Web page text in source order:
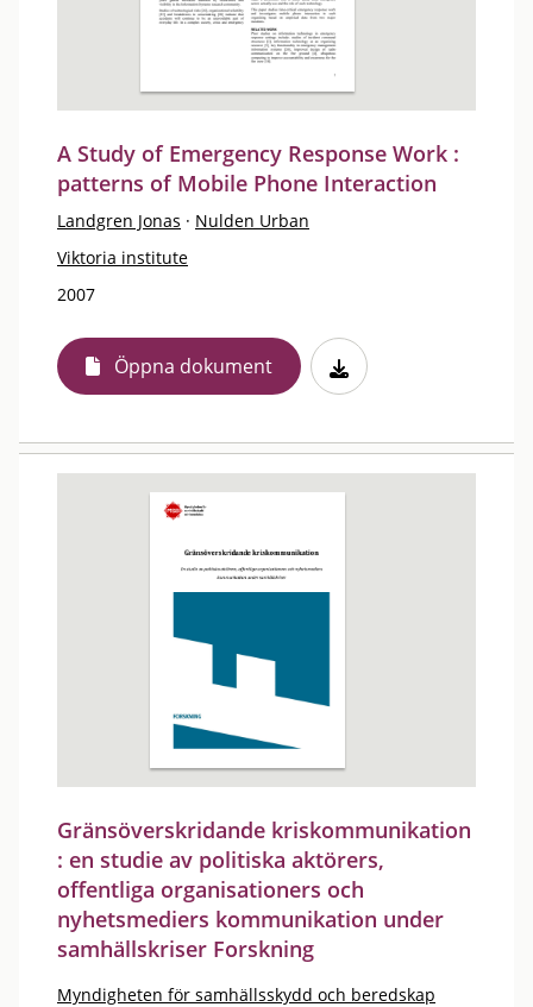
A Study of Emergency Response Work :
patterns of Mobile Phone Interaction
Landgren Jonas · Nulden Urban
Viktoria institute
2007
Öppna dokument
Gränsöverskridande kriskommunikation
: en studie av politiska aktörers,
offentliga organisationers och
nyhetsmediers kommunikation under
samhällskriser Forskning
Myndigheten för samhällsskydd och beredskap